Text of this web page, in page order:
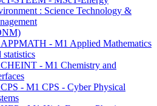
: Science Technology &
- M1 Applied Mathematics
statistics
- M1 Chemistry and
- M1 CPS - Cyber Physical